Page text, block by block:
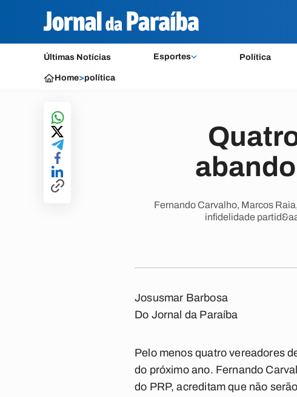
Últimas Notícias Esportes Política
Home>política
Fernando Carvalho, Marcos
infidelidade
Josusmar Barbosa
Do Jornal da Paraíba
Pelo menos quatro vereadores
do próximo ano. Fernando
do PRP, acreditam que não